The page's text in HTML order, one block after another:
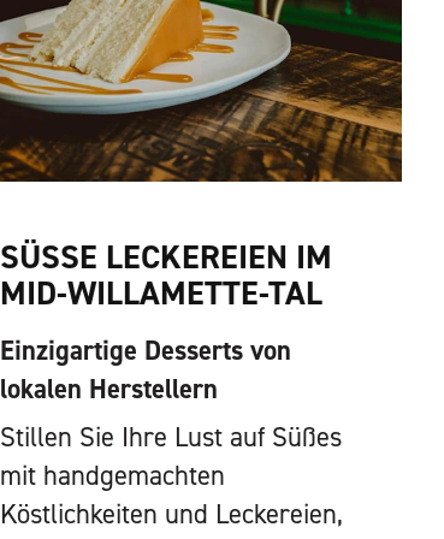
SÜSSE LECKEREIEN IM M
ID-WILLAMETTE-TAL
Einzigartige Desserts von
lokalen Herstellern
Stillen Sie Ihre Lust auf Süßes
mit handgemachten
Köstlichkeiten und Leckereien,